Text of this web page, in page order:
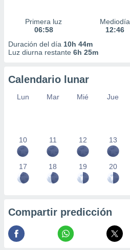
Primera luz
06:58
Mediodía
12:46
Duración del día 10h 44m
Luz diurna restante 6h 25m
Calendario lunar
Lun Mar Mié Jue
10 11 12 13
17 18 19 20
Compartir predicción